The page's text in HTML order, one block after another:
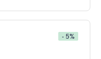
- 5%